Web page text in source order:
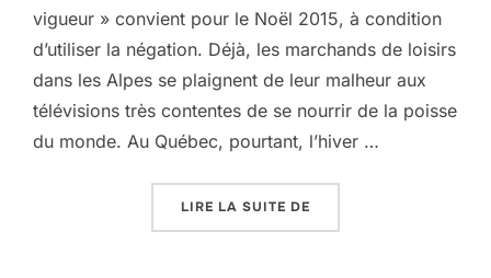
vigueur » convient pour le Noël 2015, à condition
d’utiliser la négation. Déjà, les marchands de loisirs
dans les Alpes se plaignent de leur malheur aux
télévisions très contentes de se nourrir de la poisse
du monde. Au Québec, pourtant, l’hiver …
LIRE LA SUITE DE